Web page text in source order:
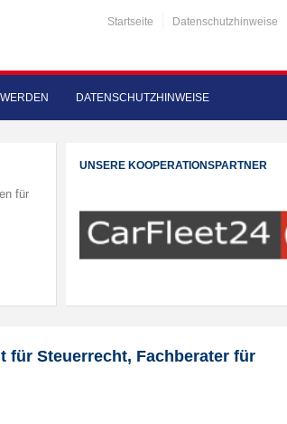
Startseite Datenschutzhinweise
DATENSCHUTZHINWEISE
für
UNSERE KOOPERATIONSPARTNER
für Steuerrecht, Fachberater für